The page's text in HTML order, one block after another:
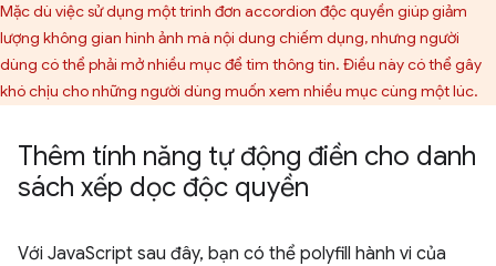
Mặc dù việc sử dụng một trình đơn accordion độc quyền giúp giảm
lượng không gian hình ảnh mà nội dung chiếm dụng, nhưng người
dùng có thể phải mở nhiều mục để tìm thông tin. Điều này có thể gây
khó chịu cho những người dùng muốn xem nhiều mục cùng một lúc.
Thêm tính năng tự động điền cho danh
sách xếp dọc độc quyền
Với JavaScript sau đây, bạn có thể polyfill hành vi của